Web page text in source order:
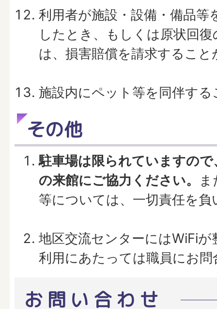
利用者が施設・設備・備品等
したとき、もしくは原状回
は、損害賠償を請求するこ
施設内にペット等を同伴す
その他
駐車場は限られていますの
の来館にご協力ください。
等については、一切責任を負
地区交流センターにはWiFi
利用にあたっては職員にお
お問い合わせ